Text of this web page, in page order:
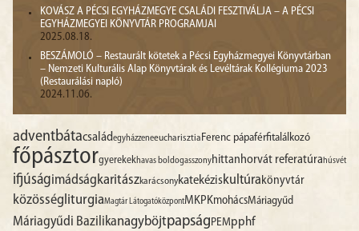
KOVÁSZ A PÉCSI EGYHÁZMEGYE CSALÁDI FESZTIVÁLJA – A PÉCSI
EGYHÁZMEGYEI KÖNYVTÁR PROGRAMJAI
2025.08.18.
BESZÁMOLÓ – Restaurált kötetek a Pécsi Egyházmegyei Könyvtárban
– Nemzeti Kulturális Alap Könyvtárak és Levéltárak Kollégiuma 2023
(Restaurálási napló)
2024.11.06.
adventbátacsaládegyházzeneeucharisztiaFerenc pápaférfitalálkozó
főpásztorgyerekekhavas boldogasszonyhittanhorvát referatúrahúsvét
ifjúságimádságkaritászkarácsonykatekéziskultúrakönyvtár
közösségliturgiaMagtár LátogatóközpontMKPKmohácsMáriagyűd
Máriagyűdi BazilikanagyböjtpapságPEMpphf